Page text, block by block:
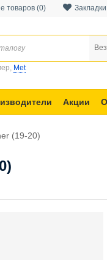
товаров (0)
Met
Акции
(19-20)